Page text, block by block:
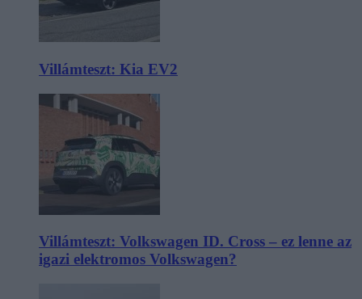
Villámteszt: Kia EV2
Villámteszt: Volkswagen ID. Cross – ez lenne az
igazi elektromos Volkswagen?